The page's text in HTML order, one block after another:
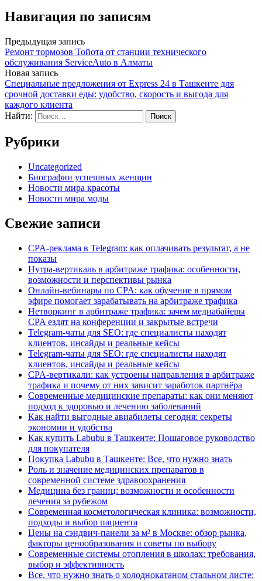
Навигация по записям
Предыдущая запись
Ремонт тормозов Тойота от станции технического
обслуживания ServiceAuto в Алматы
Новая запись
Специальные предложения от Express 24 в Ташкенте для
срочной доставки еды: удобство, скорость и выгода для
каждого клиента
Найти:
Рубрики
Uncategorized
Биографии успешных женщин
Новости мира красоты
Новости мира моды
Свежие записи
CPA-реклама в Telegram: как оплачивать результат, а не
показы
Нутра-вертикаль в арбитраже трафика: особенности,
возможности и перспективы рынка
Онлайн-вебинары по CPA: как обучение в прямом
эфире помогает зарабатывать на арбитраже трафика
Нетворкинг в арбитраже трафика: зачем медиабайеры
CPA ездят на конференции и закрытые встречи
Telegram-чаты для SEO: где специалисты находят
клиентов, инсайды и реальные кейсы
Telegram-чаты для SEO: где специалисты находят
клиентов, инсайды и реальные кейсы
CPA-вертикали: как устроены направления в арбитраже
трафика и почему от них зависит заработок партнёра
Современные медицинские препараты: как они меняют
подход к здоровью и лечению заболеваний
Как найти выгодные авиабилеты сегодня: секреты
экономии и удобства
Как купить Labubu в Ташкенте: Пошаговое руководство
для покупателя
Покупка Labubu в Ташкенте: Все, что нужно знать
Роль и значение медицинских препаратов в
современной системе здравоохранения
Медицина без границ: возможности и особенности
лечения за рубежом
Современная косметологическая клиника: возможности,
подходы и выбор пациента
Цены на сэндвич-панели за м² в Москве: обзор рынка,
факторы ценообразования и советы по выбору
Современные системы отопления в школах: требования,
выбор и эффективность
Все, что нужно знать о холоднокатаном стальном листе: